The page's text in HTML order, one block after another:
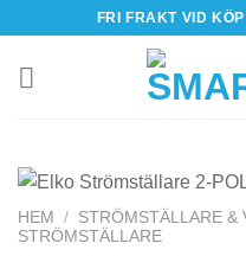
content
FRI FRAKT VID
HEM / STRÖMSTÄLLARE &
STRÖMSTÄLLARE